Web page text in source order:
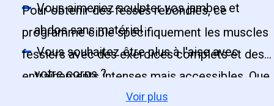
Vous aimeriez sculpter vos jambes et
abdos sans matériel
Vous souhaitez être plus à l'aise avec
votre corps ?
Pour obtenir des fesses rebondies, ce
programme cible spécifiquement les muscles
fessiers avec des exercices complets et des
entraînements intenses mais accessibles. Que
vous visiez une perte de poids, une prise de
Voir plus